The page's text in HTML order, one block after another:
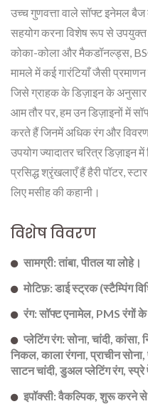
उच्च गुणवत्ता वाले सॉफ्ट इनेमल
सहयोग करना विशेष रूप से उपयुक्त
कोका-कोला और मैकडॉनल्ड्स,
मामले में कई गारंटियाँ जैसी
जिसे ग्राहक के डिज़ाइन के अनुसार
आम तौर पर, हम उन डिज़ाइनों में
करते हैं जिनमें अधिक रंग और
उपयोग ज्यादातर चरित्र डिज़ाइन में
प्रसिद्ध श्रृंखलाएँ हैं हैरी पॉटर,
लिए मसीह की कहानी।
विशेष विवरण
सामग्री: तांबा, पीतल या लोहे।
मोटिफ़: डाई स्ट्रक (स्टैम्पिंग
रंग: सॉफ्ट एनामेल, PMS रंगों
प्लेटिंग रंग: सोना, चांदी, कांसा,
निकल, काला रंगना, प्राचीन सोना,
साटन चांदी, डुअल प्लेटिंग रंग, स्प्रे
इपॉक्सी: वैकल्पिक, शुरू करने